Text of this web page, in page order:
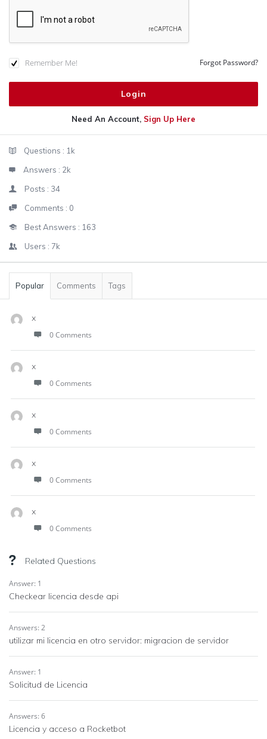
Remember Me! Forgot Password?
Need An Account, Sign Up Here
StatsQuestions : 1k
Answers : 2k
Posts : 34
Comments : 0
Best Answers : 163
Users : 7k
Popular Comments Tags
x
0 Comments
x
0 Comments
x
0 Comments
x
0 Comments
x
0 Comments
Related Questions
Answer: 1
Checkear licencia desde api
Answers: 2
utilizar mi licencia en otro servidor: migracion de servidor
Answer: 1
Solicitud de Licencia
Answers: 6
Licencia y acceso a Rocketbot